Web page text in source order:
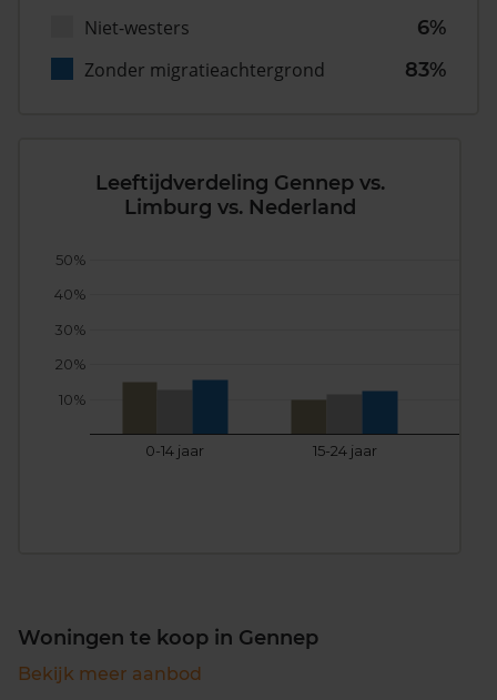
Niet-westers
6%
Zonder migratieachtergrond
83%
Leeftijdverdeling Gennep vs.
Limburg vs. Nederland
0-14 jaar 15-24 jaar
10%
20%
30%
40%
50%
Woningen te koop in Gennep
Bekijk meer aanbod